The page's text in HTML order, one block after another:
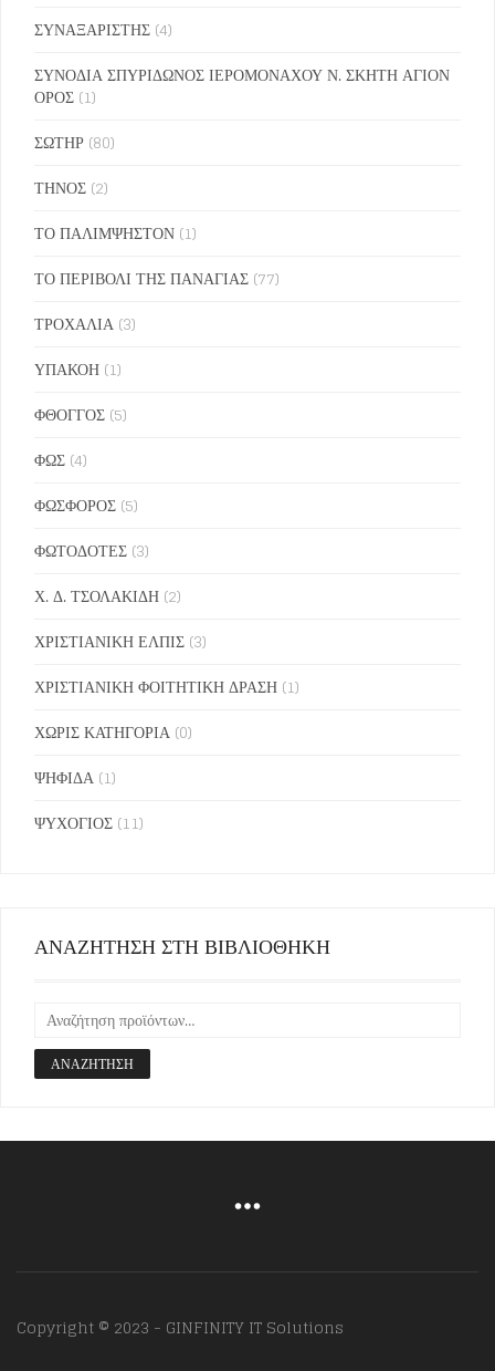
ΣΥΝΑΞΑΡΙΣΤΗΣ (4)
ΣΥΝΟΔΙΑ ΣΠΥΡΙΔΩΝΟΣ ΙΕΡΟΜΟΝΑΧΟΥ Ν. ΣΚΗΤΗ ΑΓΙΟΝ
ΟΡΟΣ (1)
ΣΩΤΗΡ (80)
ΤΗΝΟΣ (2)
ΤΟ ΠΑΛΙΜΨΗΣΤΟΝ (1)
ΤΟ ΠΕΡΙΒΟΛΙ ΤΗΣ ΠΑΝΑΓΙΑΣ (77)
ΤΡΟΧΑΛΙΑ (3)
ΥΠΑΚΟΗ (1)
ΦΘΟΓΓΟΣ (5)
ΦΩΣ (4)
ΦΩΣΦΟΡΟΣ (5)
ΦΩΤΟΔΟΤΕΣ (3)
Χ. Δ. ΤΣΟΛΑΚΙΔΗ (2)
ΧΡΙΣΤΙΑΝΙΚΗ ΕΛΠΙΣ (3)
ΧΡΙΣΤΙΑΝΙΚΗ ΦΟΙΤΗΤΙΚΗ ΔΡΑΣΗ (1)
ΧΩΡΙΣ ΚΑΤΗΓΟΡΙΑ (0)
ΨΗΦΙΔΑ (1)
ΨΥΧΟΓΙΟΣ (11)
ΑΝΑΖΗΤΗΣΗ ΣΤΗ ΒΙΒΛΙΟΘΗΚΗ
ΑΝΑΖΉΤΗΣΗ
Copyright © 2023 - GINFINITY IT Solutions